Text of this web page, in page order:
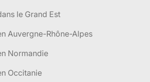
le Grand Est
Auvergne-Rhône-Alpes
Normandie
Occitanie